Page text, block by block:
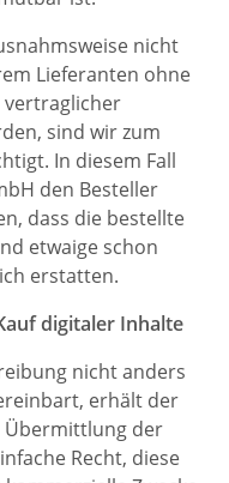
nicht
Lieferanten ohne
vertraglicher
sind wir zum
In diesem Fall
den Besteller
dass die bestellte
etwaige schon
erstatten.
digitaler Inhalte
nicht anders
erhält der
Übermittlung der
Recht, diese